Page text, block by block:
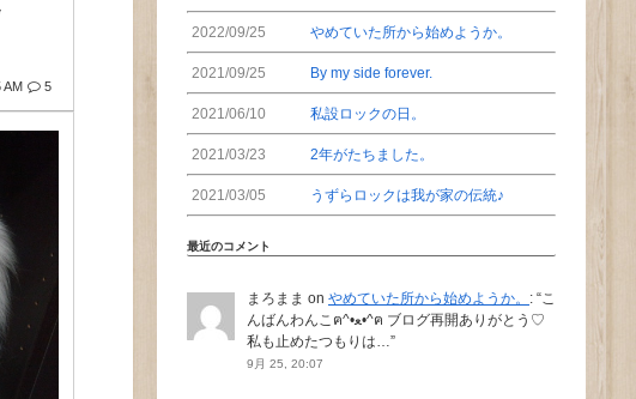
AM 5
2022/09/25 やめていた所から始めようか。
2021/09/25 By my side forever.
2021/06/10 私設ロックの日。
2021/03/23 2年がたちました。
2021/03/05 うずらロックは我が家の伝統♪
最近のコメント
まろまま on やめていた所から始めようか。 : “こ
んばんわんこฅ^•ﻌ•^ฅ ブログ再開ありがとう♡
私も止めたつもりは…”
9月 25, 20:07